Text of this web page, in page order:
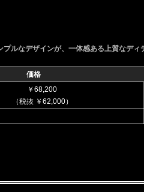
ルなデザインが、一体感ある上質なディ
価格
￥68,200
（税抜 ￥62,000）